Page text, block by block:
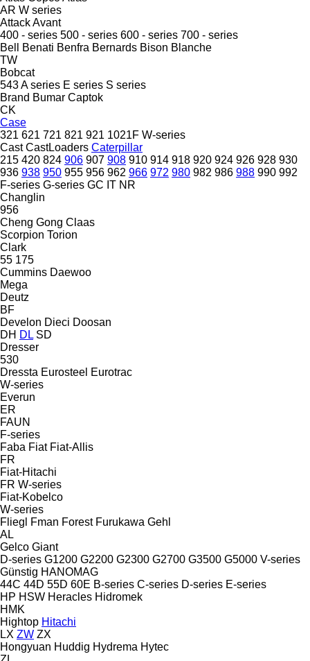
AR W series
AttackAvant
400 - series 500 - series 600 - series 700 - series
Bell
Benati Benfra Bernards Bison Blanche
TW
Bobcat
543A series E series S series
Brand Bumar Captok
CK
Case
321 621 721 821 921 1021F W-series
Cast CastLoaders Caterpillar
215 420 824 906 907 908 910 914 918 920 924 926 928 930
936 938 950 955 956 962 966 972 980 982 986 988 990 992
F-series G-series GC IT NR
Changlin
956
Cheng Gong Claas
Scorpion Torion
Clark
55 175
Cummins Daewoo
Mega
Deutz
BF
Develon Dieci Doosan
DH DL SD
Dresser
530
Dressta Eurosteel Eurotrac
W-series
Everun
ER
FAUN
F-series
Faba Fiat Fiat-Allis
FR
Fiat-Hitachi
FR W-series
Fiat-Kobelco
W-series
Fliegl
Fman Forest Furukawa Gehl
AL
Gelco Giant
D-series G1200 G2200 G2300 G2700 G3500 G5000 V-series
Günstig HANOMAG
44C 44D 55D 60E B-series C-series D-series E-series
HP HSW Heracles Hidromek
HMK
Hightop Hitachi
LX ZW ZX
Hongyuan Huddig Hydrema Hytec